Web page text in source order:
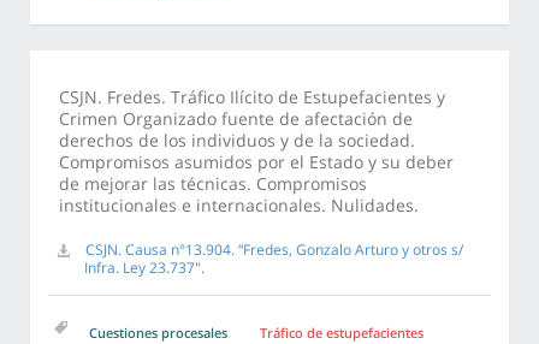
CSJN. Fredes. Tráfico Ilícito de Estupefacientes y
Crimen Organizado fuente de afectación de
derechos de los individuos y de la sociedad.
Compromisos asumidos por el Estado y su deber
de mejorar las técnicas. Compromisos
institucionales e internacionales. Nulidades.
CSJN. Causa n°13.904. “Fredes, Gonzalo Arturo y otros s/
Infra. Ley 23.737".
Cuestiones procesales Tráfico de estupefacientes